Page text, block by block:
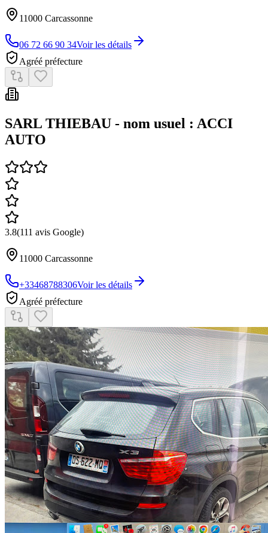
11000 Carcassonne
06 72 66 90 34Voir les détails
Agréé préfecture
SARL THIEBAU - nom usuel : ACCI
AUTO
3.8(111 avis Google)
11000 Carcassonne
+33468788306Voir les détails
Agréé préfecture